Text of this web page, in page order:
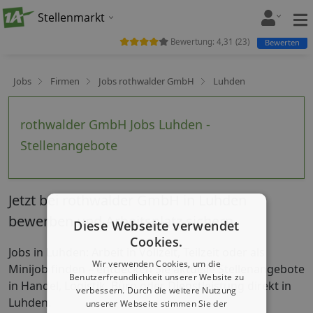
Stellenmarkt
Jobs Firmen Jobs rothwalder GmbH Luhden
rothwalder GmbH Jobs Luhden -
Stellenangebote
Bewertung: 4,31 (23) Bewerten
Jetzt bei rothwalder GmbH in Luhden
bewerben und Arbeitsplatz sichern
Jobs in Luhden: Arbeit in Vollzeit, Teilzeit oder als
Minijob finden – entdecken Sie aktuelle Stellenangebote
in Handel, Logistik, Büro oder Dienstleistung direkt in
Luhden.
Diese Webseite verwendet
Cookies.
Wir verwenden Cookies, um die
Benutzerfreundlichkeit unserer Website zu
verbessern. Durch die weitere Nutzung
unserer Webseite stimmen Sie der